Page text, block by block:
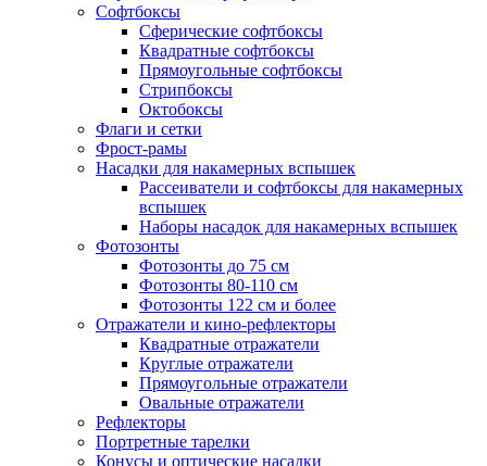
Софтбоксы
Сферические софтбоксы
Квадратные софтбоксы
Прямоугольные софтбоксы
Стрипбоксы
Октобоксы
Флаги и сетки
Фрост-рамы
Насадки для накамерных вспышек
Рассеиватели и софтбоксы для накамерных
вспышек
Наборы насадок для накамерных вспышек
Фотозонты
Фотозонты до 75 см
Фотозонты 80-110 см
Фотозонты 122 см и более
Отражатели и кино-рефлекторы
Квадратные отражатели
Круглые отражатели
Прямоугольные отражатели
Овальные отражатели
Рефлекторы
Портретные тарелки
Конусы и оптические насадки